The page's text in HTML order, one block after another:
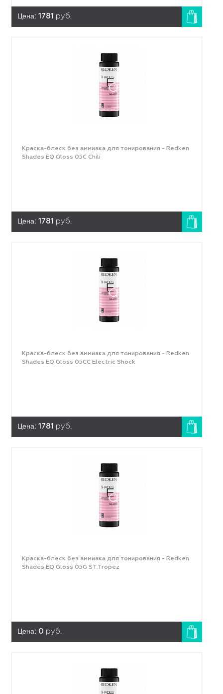
Цена: 1781 руб.
Краска-блеск без аммиака для тонирования - Redken
Shades EQ Gloss 05C Chili
Цена: 1781 руб.
Краска-блеск без аммиака для тонирования - Redken
Shades EQ Gloss 05CC Electric Shock
Цена: 1781 руб.
Краска-блеск без аммиака для тонирования - Redken
Shades EQ Gloss 05G ST.Tropez
Цена: 0 руб.